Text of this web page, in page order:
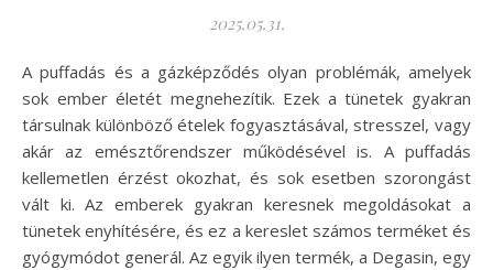
2025.05.31.
A puffadás és a gázképződés olyan problémák, amelyek
sok ember életét megnehezítik. Ezek a tünetek gyakran
társulnak különböző ételek fogyasztásával, stresszel, vagy
akár az emésztőrendszer működésével is. A puffadás
kellemetlen érzést okozhat, és sok esetben szorongást
vált ki. Az emberek gyakran keresnek megoldásokat a
tünetek enyhítésére, és ez a kereslet számos terméket és
gyógymódot generál. Az egyik ilyen termék, a Degasin, egy